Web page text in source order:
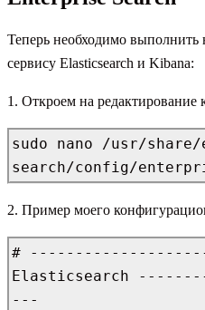
Теперь необходимо выполнить
сервису Elasticsearch и Kibana:
1. Откроем на
sudo nano /usr/
search/config/
2. Пример моего
#
Elasticsearch
---